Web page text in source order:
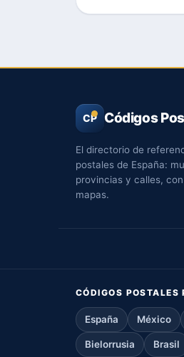
CP Códigos
El directorio de
postales de España:
provincias y calles,
mapas.
CÓDIGOS POSTALES
España México
Bielorrusia Brasil